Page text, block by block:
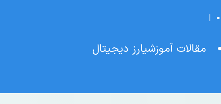
|
مقالات آموزشیارز دیجیتال